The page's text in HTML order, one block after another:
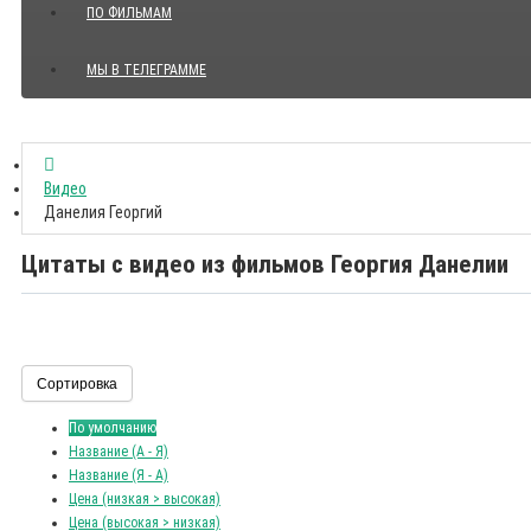
Показать все Цитаты с видео
ПО ФИЛЬМАМ
МЫ В ТЕЛЕГРАММЕ
Видео
Данелия Георгий
Цитаты с видео из фильмов Георгия Данелии
Сортировка
По умолчанию
Название (А - Я)
Название (Я - А)
Цена (низкая > высокая)
Цена (высокая > низкая)